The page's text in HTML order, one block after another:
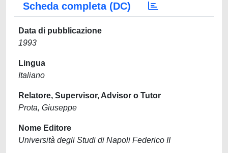
Scheda completa (DC)
Data di pubblicazione
1993
Lingua
Italiano
Relatore, Supervisor, Advisor o Tutor
Prota, Giuseppe
Nome Editore
Università degli Studi di Napoli Federico II